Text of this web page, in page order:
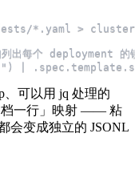
*.yaml >
出每个 deployment 的
|
可以用 jq 处理的
档一行」映射 —— 粘
会变成独立的 JSONL